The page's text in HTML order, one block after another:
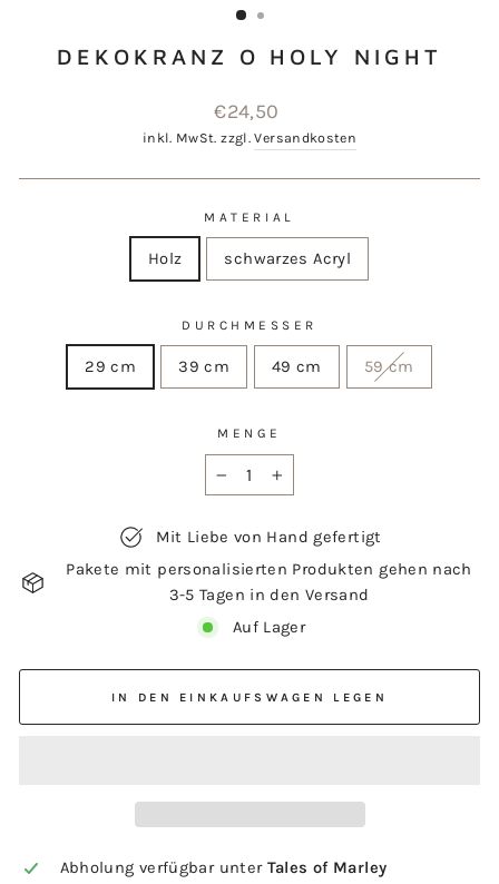
DEKOKRANZ O HOLY NIGHT
Normaler
Preis
€24,50
inkl. MwSt. zzgl.Versandkosten
MATERIAL
Holz schwarzes Acryl
DURCHMESSER
29 cm 39 cm 49 cm 59 cm
MENGE
Mit Liebe von Hand gefertigt
Pakete mit personalisierten Produkten gehen nach
3-5 Tagen in den Versand
Auf Lager
IN DEN EINKAUFSWAGEN LEGEN
Abholung verfügbar unter Tales of Marley